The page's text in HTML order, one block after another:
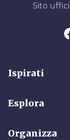
Sito
Ispirati
Esplora
Organizza